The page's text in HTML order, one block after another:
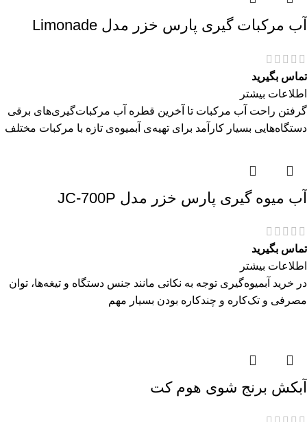
آب مرکبات گیری پارس خزر مدل Limonade
تماس بگیرید
اطلاعات بیشتر
گرفتن راحت آب مرکبات تا آخرین قطره آب مرکبات‌گیری‌های برقی
دستگاه‌هایی بسیار کارآمد برای تهیه‌ی آبمیوه‌ی تازه با مرکبات مختلف
آب میوه گیری پارس خزر مدل JC-700P
تماس بگیرید
اطلاعات بیشتر
در خرید آبمیوه‌گیری توجه به نکاتی مانند جنس دستگاه و تیغه‌ها، توان
مصرفی و تک‌کاره و چندکاره بودن بسیار مهم
آبکش برنج شوی هوم کت